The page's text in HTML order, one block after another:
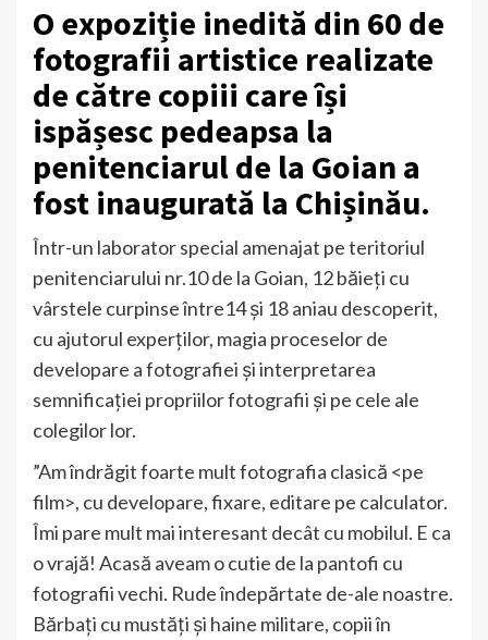
O expoziție inedită din 60 de
fotografii artistice realizate
de către copiii care își
ispășesc pedeapsa la
penitenciarul de la Goian a
fost inaugurată la Chișinău.
Într-un laborator special amenajat pe teritoriul
penitenciarului nr.10 de la Goian, 12 băieți cu
vârstele curpinse între14 și 18 aniau descoperit,
cu ajutorul experților, magia proceselor de
developare a fotografiei şi interpretarea
semnificației propriilor fotografii și pe cele ale
colegilor lor.
”Am îndrăgit foarte mult fotografia clasică <pe
film>, cu developare, fixare, editare pe calculator.
Îmi pare mult mai interesant decât cu mobilul. E ca
o vrajă! Acasă aveam o cutie de la pantofi cu
fotografii vechi. Rude îndepărtate de-ale noastre.
Bărbați cu mustăți și haine militare, copii în